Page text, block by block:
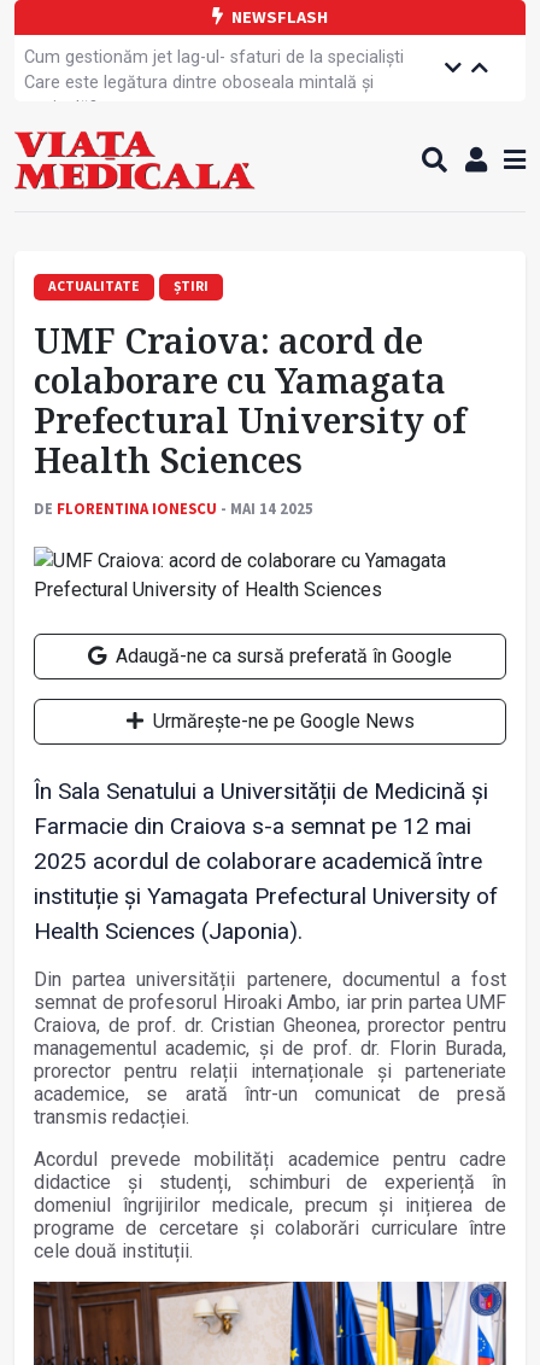
NEWSFLASH
Cum gestionăm jet lag-ul- sfaturi de la specialiști
Care este legătura dintre oboseala mintală și
caniculă?
Campanie de prevenție dedicată sportivelor
Un nou studiu pentru testarea unui vaccin împotriva
tulpinei Bundibugyo a virusului Ebola
sănătate
Demersuri pentru acces transfrontalier la date
Contractul cadru ar putea fi modificat
Comercializarea unor medicamente, blocată
temporar
ACTUALITATE ȘTIRI
UMF Craiova: acord de
colaborare cu Yamagata
Prefectural University of
Health Sciences
DE FLORENTINA IONESCU - MAI 14 2025
Adaugă-ne ca sursă preferată în Google
Urmărește-ne pe Google News
În Sala Senatului a Universității de Medicină și
Farmacie din Craiova s-a semnat pe 12 mai
2025 acordul de colaborare academică între
instituție și Yamagata Prefectural University of
Health Sciences (Japonia).
Din partea universității partenere, documentul a fost
semnat de profesorul Hiroaki Ambo, iar prin partea UMF
Craiova, de prof. dr. Cristian Gheonea, prorector pentru
managementul academic, și de prof. dr. Florin Burada,
prorector pentru relații internaționale și parteneriate
academice, se arată într-un comunicat de presă
transmis redacției.
Acordul prevede mobilități academice pentru cadre
didactice și studenți, schimburi de experiență în
domeniul îngrijirilor medicale, precum și inițierea de
programe de cercetare și colaborări curriculare între
cele două instituții.